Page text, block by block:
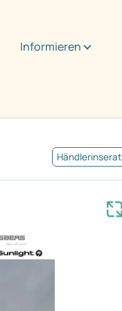
Informieren
Händlerinserat